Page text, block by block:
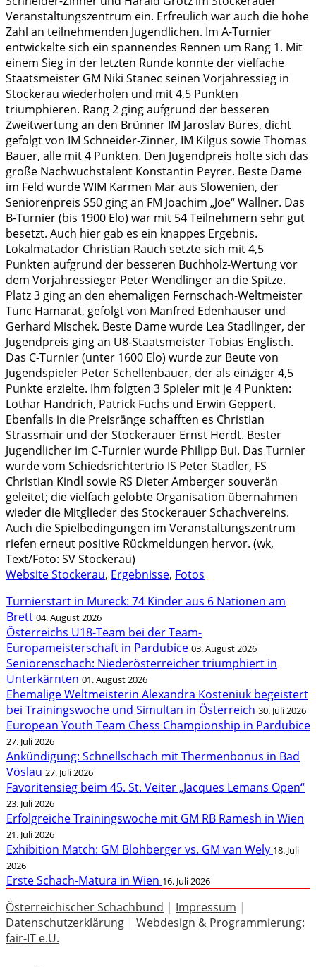
Veranstaltungszentrum ein. Erfreulich war auch die hohe
Zahl an teilnehmenden Jugendlichen. Im A-Turnier
entwickelte sich ein spannendes Rennen um Rang 1. Mit
einem Sieg in der letzten Runde konnte der vielfache
Staatsmeister GM Niki Stanec seinen Vorjahressieg in
Stockerau wiederholen und mit 4,5 Punkten
triumphieren. Rang 2 ging aufgrund der besseren
Zweitwertung an den Brünner IM Jaroslav Bures, dicht
gefolgt von IM Schneider-Zinner, IM Kilgus sowie Thomas
Bauer, alle mit 4 Punkten. Den Jugendpreis holte sich das
große Nachwuchstalent Konstantin Peyrer. Beste Dame
im Feld wurde WIM Karmen Mar aus Slowenien, der
Seniorenpreis S50 ging an FM Joachim „Joe“ Wallner. Das
B-Turnier (bis 1900 Elo) war mit 54 Teilnehmern sehr gut
besetzt. Auch hier gab es ein knappes Ergebnis.
Lokalmatador Christian Rauch setzte sich mit 4,5
Punkten aufgrund der besseren Buchholz-Wertung vor
dem Vorjahressieger Peter Wendlinger an die Spitze.
Platz 3 ging an den ehemaligen Fernschach-Weltmeister
Tunc Hamarat, gefolgt von Manfred Edenhauser und
Gerhard Mischek. Beste Dame wurde Lea Stadlinger, der
Jugendpreis ging an U8-Staatsmeister Tobias Englisch.
Das C-Turnier (unter 1600 Elo) wurde zur Beute von
Jugendspieler Peter Schellenbauer, der als einziger 4,5
Punkte erzielte. Ihm folgten 3 Spieler mit je 4 Punkten:
Lothar Handrich, Patrick Fuchs und Erwin Geppert.
Ebenfalls in die Preisränge schafften es Christian
Strassmair und der Stockerauer Ernst Herdt. Bester
Jugendlicher im C-Turnier wurde Philipp Bui. Das Turnier
wurde vom Schiedsrichtertrio IS Peter Stadler, FS
Christian Kindl sowie RS Dieter Amberger souverän
geleitet; die vielfach gelobte Organisation übernahmen
wieder die Mitglieder des Stockerauer Schachvereins.
Auch die Spielbedingungen im Veranstaltungszentrum
riefen erneut positive Rückmeldungen hervor. (wk,
Text/Foto: SV Stockerau)
Website Stockerau, Ergebnisse, Fotos
Turnierstart in Mureck: 74 Kinder aus 6 Nationen am
Brett 04. August 2026
Österreichs U18-Team bei der Team-
Europameisterschaft in Pardubice 03. August 2026
Seniorenschach: Niederösterreicher triumphiert in
Unterkärnten 01. August 2026
Ehemalige Weltmeisterin Alexandra Kosteniuk begeistert
bei Trainingswoche und Simultan in Österreich 30. Juli 2026
European Youth Team Chess Championship in Pardubice
27. Juli 2026
Ankündigung: Schnellschach mit Thermenbonus in Bad
Vöslau 27. Juli 2026
Favoritensieg beim 45. St. Veiter „Jacques Lemans Open“
23. Juli 2026
Erfolgreiche Trainingswoche mit GM RB Ramesh in Wien
21. Juli 2026
Exhibition Match: GM Blohberger vs. GM van Wely 18. Juli
2026
Erste Schach-Matura in Wien 16. Juli 2026
Österreichischer Schachbund | Impressum |
Datenschutzerklärung | Webdesign & Programmierung:
fair-IT e.U.